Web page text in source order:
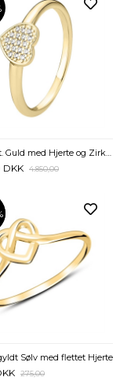
Ring i 8 kt. Guld med Hjerte og Zirkoniasten
DKK 4.850,00
Sølv med flettet Hjerte
275,00